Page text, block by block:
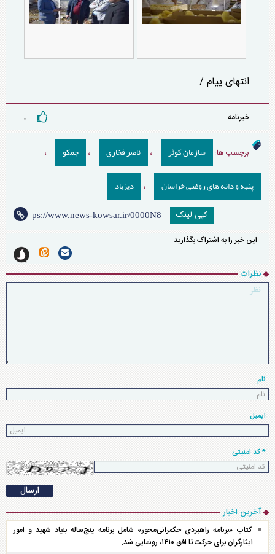
انتهای پیام /
خبرنامه ۰
برچسب ها: سازمان کوثر ، ناصر فخاری ، جمکو ،
پنبه و دانه های روغنی خراسان ، دیزباد
کپی لینک
این خبر را به اشتراک بگذارید
نظرات
نام
ایمیل
* کد امنیتی
آخرین اخبار
کتاب «برنامه راهبردی حکمرانی‌محور» شامل برنامه پنج‌ساله بنیاد شهید و امور
ایثارگران برای حرکت تا افق ۱۴۱۰، رونمایی شد.